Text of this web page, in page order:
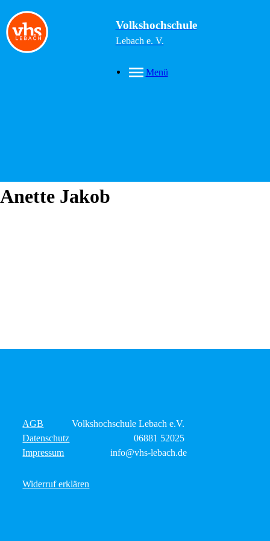
Volkshochschule
Lebach e. V.
Menü
Anette Jakob
AGB
Datenschutz
Impressum
Volkshochschule Lebach e.V.
06881 52025
info@vhs-lebach.de
Widerruf erklären